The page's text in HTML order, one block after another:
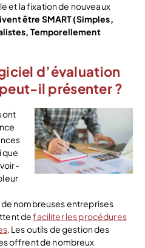
et la fixation de nouveaux
être SMART (Simples,
Temporellement
d’évaluation
il présenter ?
ont
que
nombreuses entreprises
defaciliter les procédures
. Les outils de gestion des
offrent de nombreux